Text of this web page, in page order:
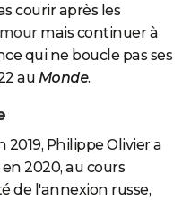
courir après les
mais continuer à
qui ne boucle pas ses
au Monde.
Philippe Olivier a
2020, au cours
de l'annexion russe,